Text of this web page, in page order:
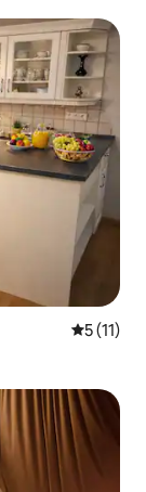
5 av 5 i
5 (11)